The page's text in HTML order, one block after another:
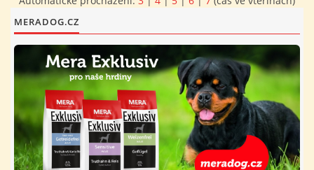
AVZO TSČ ČR CHRUDIM P.S.
VÝBOR KK
MERADOG.CZ